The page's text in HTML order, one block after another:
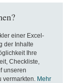
einer Excel-
der Inhalte
Ihre
Checkliste,
unseren
vermarkten. Mehr